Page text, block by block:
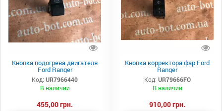
Кнопка подогрева двигателя
Ford Ranger
Код: UR7966440
В наличии
455,00 грн.
Кнопка корректора фар Ford
Ranger
Код: UR79666FO
В наличии
910,00 грн.